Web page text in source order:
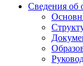
Сведения об